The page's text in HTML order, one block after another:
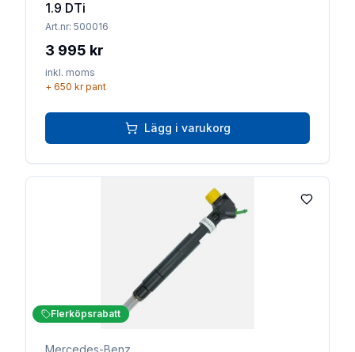
1.9 DTi
Art.nr: 500016
3 995 kr
inkl. moms
+ 650 krpant
Lägg i varukorg
Lägg till
Flerköpsrabatt
Mercedes-Benz